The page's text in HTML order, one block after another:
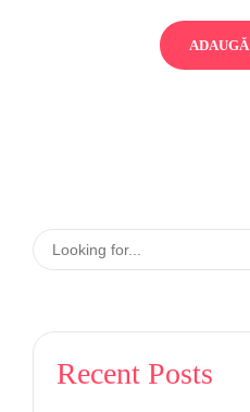
Recent Posts